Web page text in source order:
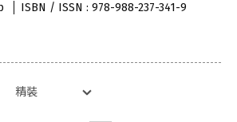
ISBN / ISSN : 978-988-237-341-9